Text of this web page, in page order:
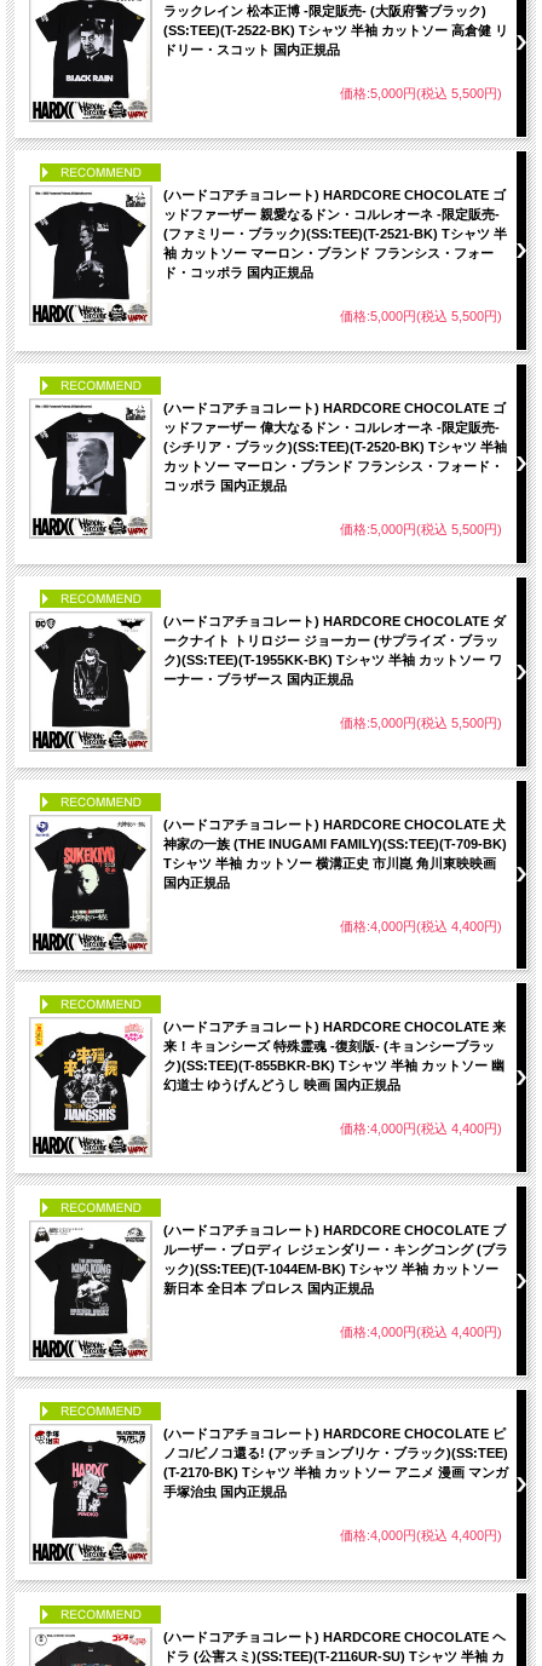
ラックレイン 松本正博 -限定販売- (大阪府警ブラック)
(SS:TEE)(T-2522-BK) Tシャツ 半袖 カットソー 高倉健 リ
ドリー・スコット 国内正規品
価格:5,000円(税込 5,500円)
(ハードコアチョコレート) HARDCORE CHOCOLATE ゴ
ッドファーザー 親愛なるドン・コルレオーネ -限定販売-
(ファミリー・ブラック)(SS:TEE)(T-2521-BK) Tシャツ 半
袖 カットソー マーロン・ブランド フランシス・フォー
ド・コッポラ 国内正規品
価格:5,000円(税込 5,500円)
(ハードコアチョコレート) HARDCORE CHOCOLATE ゴ
ッドファーザー 偉大なるドン・コルレオーネ -限定販売-
(シチリア・ブラック)(SS:TEE)(T-2520-BK) Tシャツ 半袖
カットソー マーロン・ブランド フランシス・フォード・
コッポラ 国内正規品
価格:5,000円(税込 5,500円)
(ハードコアチョコレート) HARDCORE CHOCOLATE ダ
ークナイト トリロジー ジョーカー (サプライズ・ブラッ
ク)(SS:TEE)(T-1955KK-BK) Tシャツ 半袖 カットソー ワ
ーナー・ブラザース 国内正規品
価格:5,000円(税込 5,500円)
(ハードコアチョコレート) HARDCORE CHOCOLATE 犬
神家の一族 (THE INUGAMI FAMILY)(SS:TEE)(T-709-BK)
Tシャツ 半袖 カットソー 横溝正史 市川崑 角川東映映画
国内正規品
価格:4,000円(税込 4,400円)
(ハードコアチョコレート) HARDCORE CHOCOLATE 来
来！キョンシーズ 特殊霊魂 -復刻版- (キョンシーブラッ
ク)(SS:TEE)(T-855BKR-BK) Tシャツ 半袖 カットソー 幽
幻道士 ゆうげんどうし 映画 国内正規品
価格:4,000円(税込 4,400円)
(ハードコアチョコレート) HARDCORE CHOCOLATE ブ
ルーザー・ブロディ レジェンダリー・キングコング (ブラ
ック)(SS:TEE)(T-1044EM-BK) Tシャツ 半袖 カットソー
新日本 全日本 プロレス 国内正規品
価格:4,000円(税込 4,400円)
(ハードコアチョコレート) HARDCORE CHOCOLATE ピ
ノコ/ピノコ還る! (アッチョンブリケ・ブラック)(SS:TEE)
(T-2170-BK) Tシャツ 半袖 カットソー アニメ 漫画 マンガ
手塚治虫 国内正規品
価格:4,000円(税込 4,400円)
(ハードコアチョコレート) HARDCORE CHOCOLATE ヘ
ドラ (公害スミ)(SS:TEE)(T-2116UR-SU) Tシャツ 半袖 カ